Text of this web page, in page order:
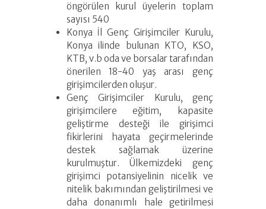
öngörülen kurul üyelerin toplam
sayısı 540
Konya İl Genç Girişimciler Kurulu,
Konya ilinde bulunan KTO, KSO,
KTB, v.b oda ve borsalar tarafından
önerilen 18-40 yaş arası genç
girişimcilerden oluşur.
Genç Girişimciler Kurulu, genç
girişimcilere eğitim, kapasite
geliştirme desteği ile girişimci
fikirlerini hayata geçirmelerinde
destek sağlamak üzerine
kurulmuştur. Ülkemizdeki genç
girişimci potansiyelinin nicelik ve
nitelik bakımından geliştirilmesi ve
daha donanımlı hale getirilmesi